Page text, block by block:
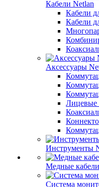
Кабели Netlan
Кабели
Кабели
Аксессуары
Лицевые
Инструменты
Медные кабели
Система